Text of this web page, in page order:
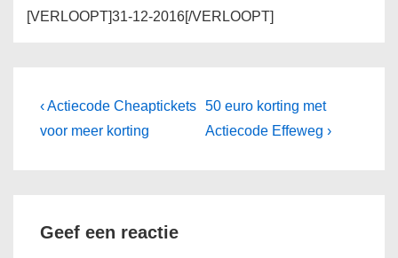
[VERLOOPT]31-12-2016[/VERLOOPT]
Bericht
navigatie
Vorig
bericht
‹ Actiecode Cheaptickets
voor meer korting
Volgende
bericht
50 euro korting met
Actiecode Effeweg ›
Geef een reactie